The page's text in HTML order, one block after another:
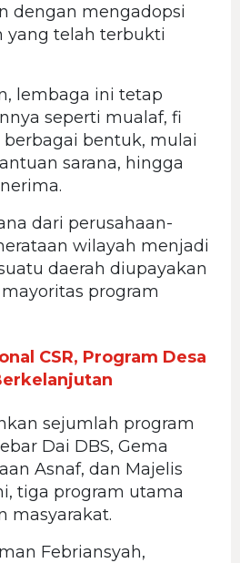
dengan mengadopsi
yang telah terbukti
lembaga ini tetap
seperti mualaf, fi
bentuk, mulai
sarana, hingga
dari perusahaan-
wilayah menjadi
daerah diupayakan
program
CSR, Program Desa
sejumlah program
Dai DBS, Gema
Asnaf, dan Majelis
tiga program utama
masyarakat.
Febriansyah,